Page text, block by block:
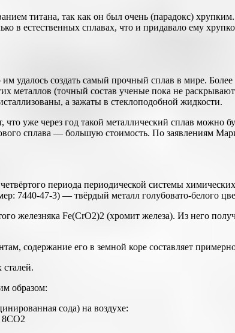
титана, так как он был очень (парадокс)
в естественных сплавах, что и придавало ему
удалось создать самый прочный сплав в мире.
металлов (точный состав ученые пока не
а зажаты в стеклоподобной жидкости.
уже через год такой металлический сплав можно
сплава — большую стоимость. По заявлениям
периода периодической системы
7440-47-3) — твёрдый металл голубовато-белого
железняка Fe(CrO2)2 (хромит железа). Из него
содержание его в земной коре составляет
образом:
сода) на воздухе: